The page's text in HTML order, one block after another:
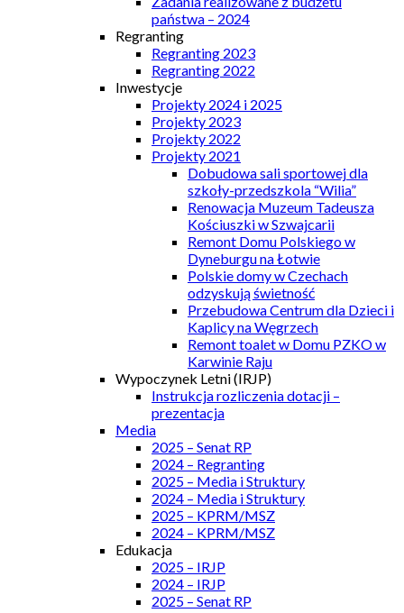
państwa – 2024
Regranting
Regranting 2023
Regranting 2022
Inwestycje
Projekty 2024 i 2025
Projekty 2023
Projekty 2022
Projekty 2021
Dobudowa sali sportowej dla
szkoły-przedszkola “Wilia”
Renowacja Muzeum Tadeusza
Kościuszki w Szwajcarii
Remont Domu Polskiego w
Dyneburgu na Łotwie
Polskie domy w Czechach
odzyskują świetność
Przebudowa Centrum dla Dzieci i
Kaplicy na Węgrzech
Remont toalet w Domu PZKO w
Karwinie Raju
Wypoczynek Letni (IRJP)
Instrukcja rozliczenia dotacji –
prezentacja
Media
2025 – Senat RP
2024 – Regranting
2025 – Media i Struktury
2024 – Media i Struktury
2025 – KPRM/MSZ
2024 – KPRM/MSZ
Edukacja
2025 – IRJP
2024 – IRJP
2025 – Senat RP